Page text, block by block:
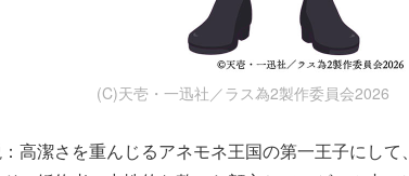
(C)天壱・一迅社／ラス為2製作委員会2026
高潔さを重んじるアネモネ王国の第一王子にし